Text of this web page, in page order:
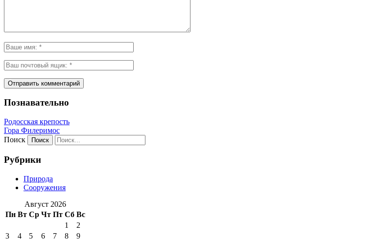
Познавательно
Родосская крепость
Гора Филеримос
Поиск
Рубрики
Природа
Сооружения
Август 2026
Пн Вт Ср Чт Пт Сб Вс
1
2
3
4 5 6 7 8
9